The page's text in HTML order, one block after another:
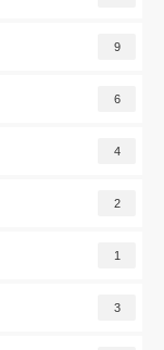
9
6
4
2
1
3